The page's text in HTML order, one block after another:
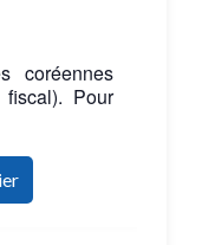
coréennes
Pour